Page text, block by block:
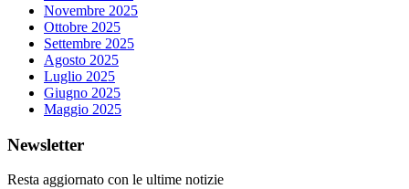
Novembre 2025
Ottobre 2025
Settembre 2025
Agosto 2025
Luglio 2025
Giugno 2025
Maggio 2025
Newsletter
Resta aggiornato con le ultime notizie